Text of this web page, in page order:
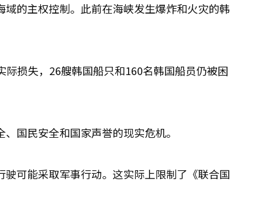
的主权控制。此前在海峡发生爆炸和火灾的韩
损失，26艘韩国船只和160名韩国船员仍被困
国民安全和国家声誉的现实危机。
可能采取军事行动。这实际上限制了《联合国